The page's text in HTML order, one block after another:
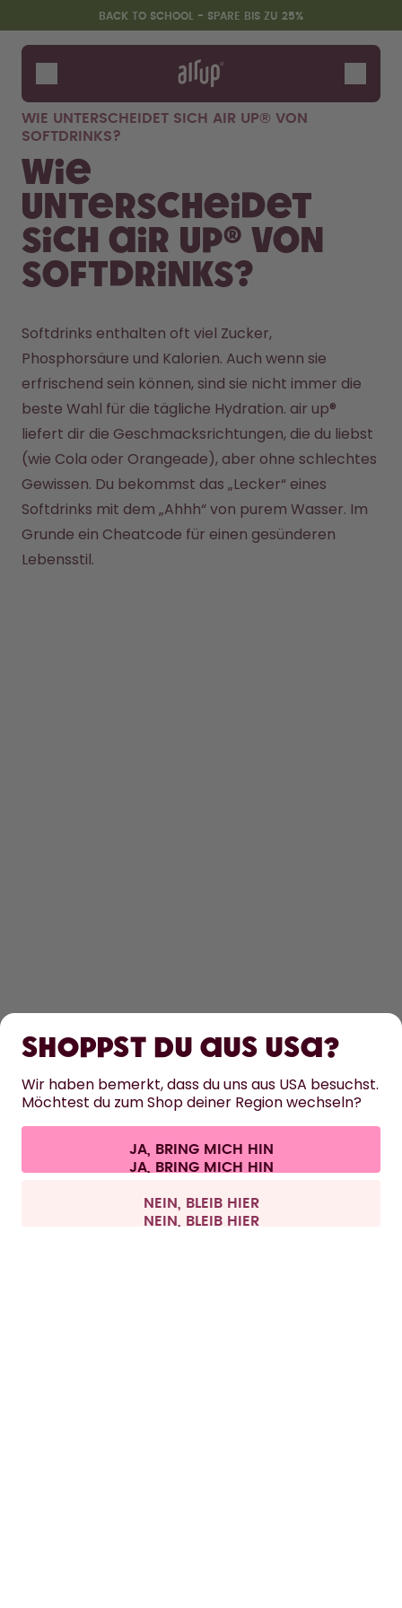
Zum Hauptinhalt springen
Erklärung zur BarrierefreiheitBACK TO SCHOOL - SPARE BIS ZU 25%
Flaschen
Duft-Pods
Zubehör
Starter Sets
Back2School
Gewinnspiel
Back to School - Spare bis zu
Design Edition:
createdbygabe × air up®
Wie funktioniert's
Hilfe & FAQ
Flaschen vergleichen
WIE UNTERSCHEIDET SICH AIR UP® VON
SOFTDRINKS?
Wie
unterscheidet
sich air up® von
Softdrinks?
Softdrinks enthalten oft viel Zucker,
Phosphorsäure und Kalorien. Auch wenn sie
erfrischend sein können, sind sie nicht immer die
beste Wahl für die tägliche Hydration. air up®
liefert dir die Geschmacksrichtungen, die du liebst
(wie Cola oder Orangeade), aber ohne schlechtes
Gewissen. Du bekommst das „Lecker“ eines
Softdrinks mit dem „Ahhh“ von purem Wasser. Im
Grunde ein Cheatcode für einen gesünderen
Lebensstil.
KONTAKT
Cookie-Einstellungen AGB Datenschutz
Alle Preise sind inklusive Mehrwertsteuer und zzgl. Versandkosten.
Shoppst du aus USA?
Wir haben bemerkt, dass du uns aus USA besuchst.
Möchtest du zum Shop deiner Region wechseln?
JA, BRING MICH HIN
NEIN, BLEIB HIER